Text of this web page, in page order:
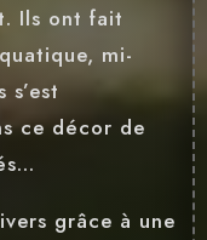
Ils ont fait
mi-
ce décor de
grâce à une